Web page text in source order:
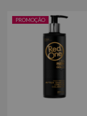
PROMOÇÃO